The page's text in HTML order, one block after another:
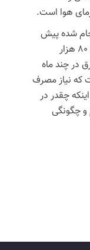
هوا است.
شده پیش
بینی می‌شود در ایام پیک مصرف برق به ۸۰ هزار
در چند ماه
که نیاز مصرف
اینکه چقدر در
و چگونگی